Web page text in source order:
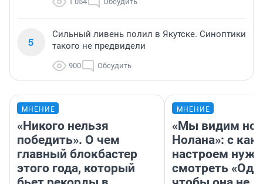
5
Сильный ливень полил в Якутске. Синоптики
такого не предвидели
900 Обсудить
МНЕНИЕ
«Никого нельзя
победить». О чем
главный блокбастер
этого года, который
МНЕНИЕ
«Мы видим
Нолана»: с
настроем
смотреть